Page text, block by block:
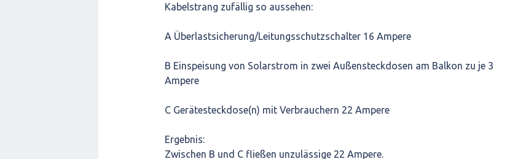
Kabelstrang zufällig so aussehen:
A Überlastsicherung/Leitungsschutzschalter 16 Ampere
B Einspeisung von Solarstrom in zwei Außensteckdosen am Balkon zu je 3
Ampere
C Gerätesteckdose(n) mit Verbrauchern 22 Ampere
Ergebnis:
Zwischen B und C fließen unzulässige 22 Ampere.